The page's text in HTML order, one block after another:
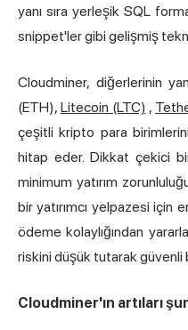
yanı sıra yerleşik SQL
snippet'ler gibi gelişmiş
Cloudminer, diğerlerinin
(ETH), Litecoin (LTC) ,
çeşitli kripto para
hitap eder. Dikkat çekici
minimum yatırım
bir yatırımcı yelpazesi için
ödeme kolaylığından
riskini düşük tutarak güvenli
Cloudminer'ın artıları